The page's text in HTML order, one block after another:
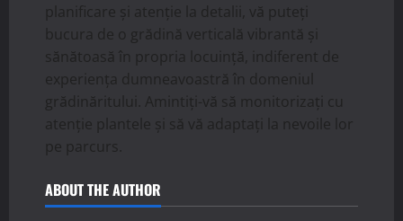
planificare și atenție la detalii, vă puteți
bucura de o grădină verticală vibrantă și
sănătoasă în propria locuință, indiferent de
experiența dumneavoastră în domeniul
grădinăritului. Amintiți-vă să monitorizați cu
atenție plantele și să vă adaptați la nevoile lor
pe parcurs.
ABOUT THE AUTHOR